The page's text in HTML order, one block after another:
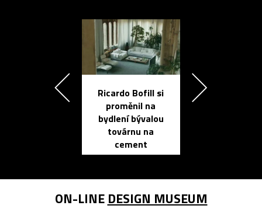
Ricardo Bofill si
proměnil na
bydlení bývalou
továrnu na
cement
ON-LINE DESIGN MUSEUM